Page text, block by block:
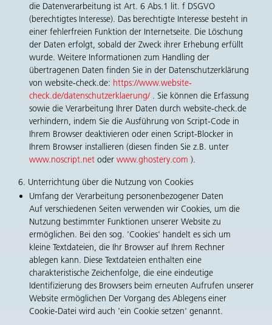
die Datenverarbeitung ist Art. 6 Abs.1 lit. f DSGVO
(berechtigtes Interesse). Das berechtigte Interesse besteht in
einer fehlerfreien Funktion der Internetseite. Die Löschung
der Daten erfolgt, sobald der Zweck ihrer Erhebung erfüllt
wurde. Weitere Informationen zum Handling der
übertragenen Daten finden Sie in der Datenschutzerklärung
von website-check.de: https://www.website-
check.de/datenschutzerklaerung/. Sie können die Erfassung
sowie die Verarbeitung Ihrer Daten durch website-check.de
verhindern, indem Sie die Ausführung von Script-Code in
Ihrem Browser deaktivieren oder einen Script-Blocker in
Ihrem Browser installieren (diesen finden Sie z.B. unter
www.noscript.net oder www.ghostery.com ).
6. Unterrichtung über die Nutzung von Cookies
Umfang der Verarbeitung personenbezogener Daten
Auf verschiedenen Seiten verwenden wir Cookies, um die
Nutzung bestimmter Funktionen unserer Website zu
ermöglichen. Bei den sog. 'Cookies' handelt es sich um
kleine Textdateien, die Ihr Browser auf Ihrem Rechner
ablegen kann. Diese Textdateien enthalten eine
charakteristische Zeichenfolge, die eine eindeutige
Identifizierung des Browsers beim erneuten Aufrufen unserer
Website ermöglichen Der Vorgang des Ablegens einer
Cookie-Datei wird auch 'ein Cookie setzen' genannt.